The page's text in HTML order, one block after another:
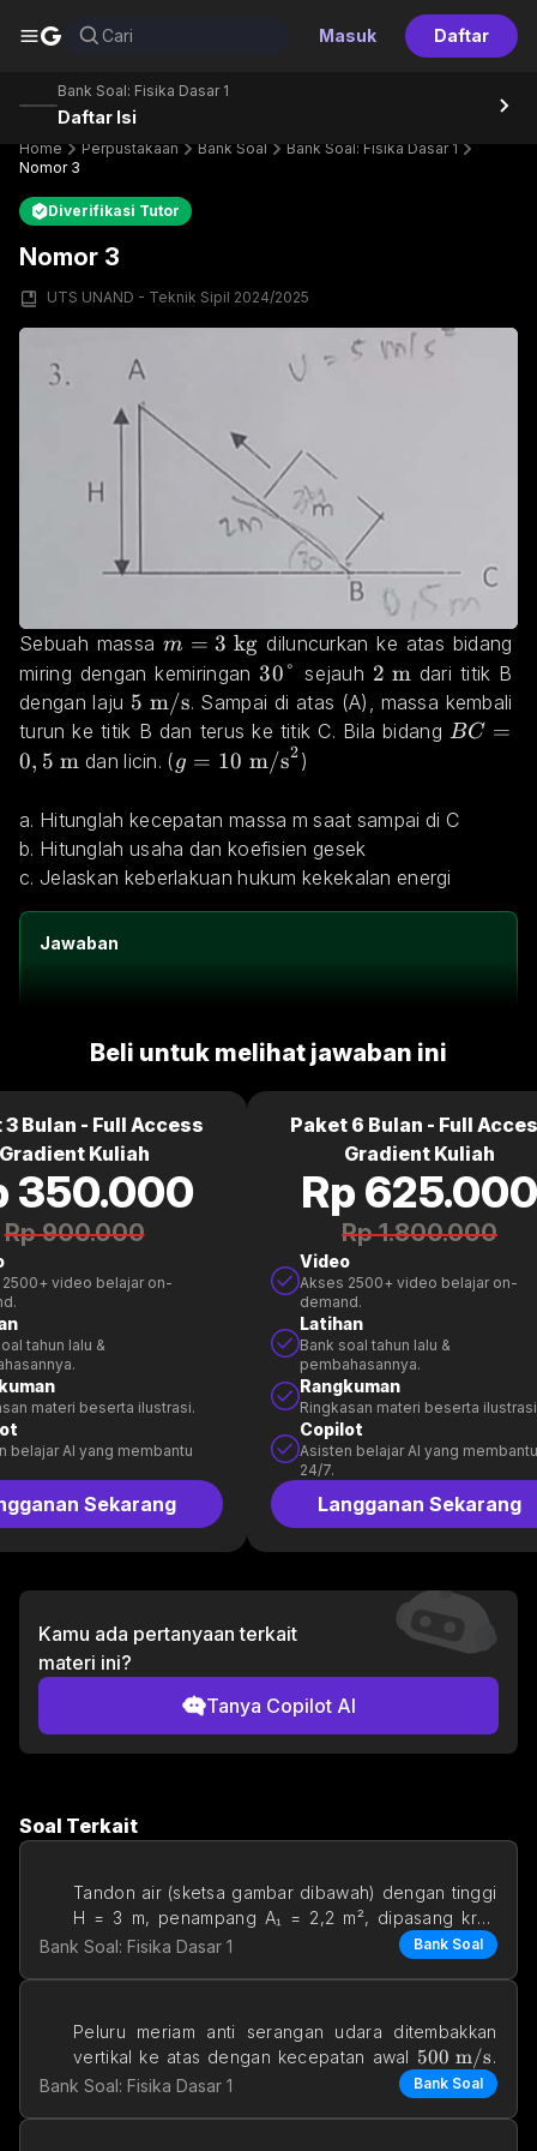
G Cari Masuk Daftar
Bank Soal: Fisika Dasar 1
Daftar Isi
Home Perpustakaan Bank Soal
Bank Soal: Fisika Dasar 1
Nomor 3
Diverifikasi Tutor
Nomor 3
UTS UNAND - Teknik Sipil 2024/2025
Sebuah massa m = 3\text{ kg}
m = 3 kg diluncurkan ke atas bidang
miring dengan kemiringan 30\degree
30° sejauh 2 \text{ m}
2 m dari titik B
dengan laju 5 \text{ m/s}
5 m/s. Sampai di atas (A), massa kembali
turun ke titik B dan terus ke titik C. Bila bidang BC =
BC =
0, 5 m dan licin. (g= 10 \text{ m/s}^2
g = 10 m/s2)
a. Hitunglah kecepatan massa m saat sampai di C
b. Hitunglah usaha dan koefisien gesek
c. Jelaskan keberlakuan hukum kekekalan energi
Jawaban
Beli untuk melihat jawaban ini
Bulan - Full Access
Gradient Kuliah
350.000
Rp 900.000
video belajar on-
tahun lalu &
materi beserta ilustrasi.
belajar AI yang membantu
Sekarang
Paket 6 Bulan - Full
Gradient Kuliah
Rp 625.000
Rp 1.800.000
Video
Akses 2500+ video belajar on-
demand.
Latihan
Bank soal tahun lalu &
pembahasannya.
Rangkuman
Ringkasan materi beserta
Copilot
Asisten belajar AI yang membantu
24/7.
Langganan Sekarang
Kamu ada pertanyaan terkait
materi ini?
Tanya Copilot AI
Soal Terkait
Tandon air (sketsa gambar dibawah) dengan tinggi
H = 3 m, penampang A₁ = 2,2 m², dipasang kran
outpu
Bank Soal: Fisika Dasar 1 Bank Soal
Peluru meriam anti serangan udara ditembakkan
vertikal ke atas dengan kecepatan awal 500 \text{
500 m/s.
Jika gesekan
Bank Soal: Fisika Dasar 1 Bank Soal